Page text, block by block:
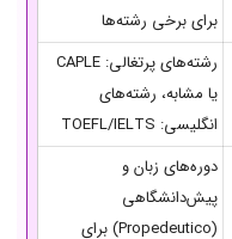
برای برخی رشته‌ها
رشته‌های پرتغالی: CAPLE
یا مشابه، رشته‌های
انگلیسی: TOEFL/IELTS
دوره‌های زبان و
پیش‌دانشگاهی
(Propedeutico) برای